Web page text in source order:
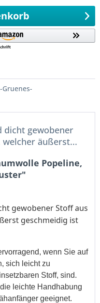
Gruenes-
dicht gewobener
welcher äußerst...
Popeline,
gewobener Stoff aus
geschmeidig ist
wenn Sie auf
sich leicht zu
Stoff, sind.
leichte Handhabung
geeignet.